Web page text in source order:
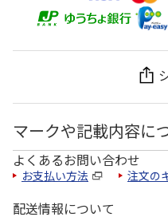
マークや記載内容に
よくあるお問い合わせ
お支払い方法 注文の
配送情報について